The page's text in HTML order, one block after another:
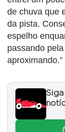
de chuva que
da pista.
espelho
passando
aproximando.”
Siga